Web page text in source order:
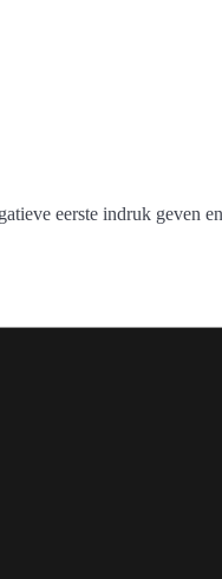
eerste indruk geven